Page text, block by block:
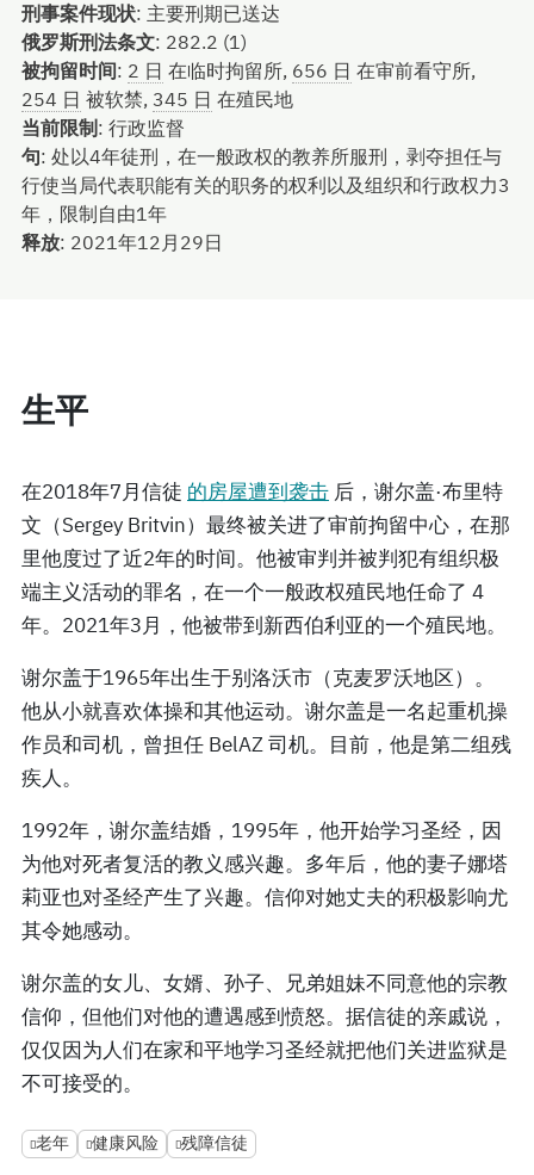
刑事案件现状: 主要刑期已送达
俄罗斯刑法条文: 282.2 (1)
被拘留时间: 2 日 在临时拘留所, 656 日 在审前看守所,
254 日 被软禁, 345 日 在殖民地
当前限制 : 行政监督
句: 处以4年徒刑，在一般政权的教养所服刑，剥夺担任与
行使当局代表职能有关的职务的权利以及组织和行政权力3
年，限制自由1年
释放: 2021年12月29日
生平
在2018年7月信徒 的房屋遭到袭击 后，谢尔盖·布里特
文（Sergey Britvin）最终被关进了审前拘留中心，在那
里他度过了近2年的时间。他被审判并被判犯有组织极
端主义活动的罪名，在一个一般政权殖民地任命了 4
年。2021年3月，他被带到新西伯利亚的一个殖民地。
谢尔盖于1965年出生于别洛沃市（克麦罗沃地区）。
他从小就喜欢体操和其他运动。谢尔盖是一名起重机操
作员和司机，曾担任 BelAZ 司机。目前，他是第二组残
疾人。
1992年，谢尔盖结婚，1995年，他开始学习圣经，因
为他对死者复活的教义感兴趣。多年后，他的妻子娜塔
莉亚也对圣经产生了兴趣。信仰对她丈夫的积极影响尤
其令她感动。
谢尔盖的女儿、女婿、孙子、兄弟姐妹不同意他的宗教
信仰，但他们对他的遭遇感到愤怒。据信徒的亲戚说，
仅仅因为人们在家和平地学习圣经就把他们关进监狱是
不可接受的。
老年 健康风险 残障信徒